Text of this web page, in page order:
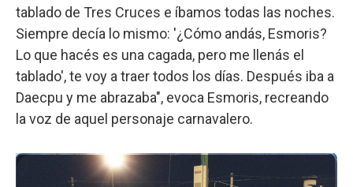
tablado de Tres Cruces e íbamos todas las noches.
Siempre decía lo mismo: '¿Cómo andás, Esmoris?
Lo que hacés es una cagada, pero me llenás el
tablado', te voy a traer todos los días. Después iba a
Daecpu y me abrazaba", evoca Esmoris, recreando
la voz de aquel personaje carnavalero.